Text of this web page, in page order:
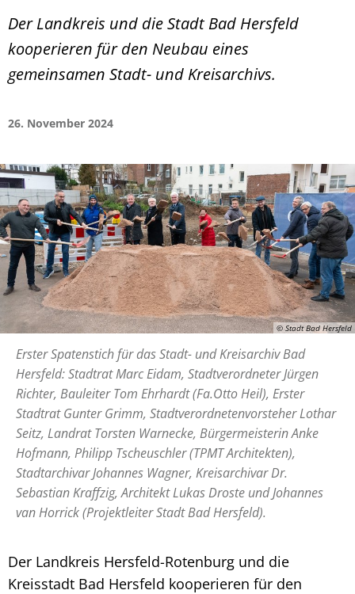
Der Landkreis und die Stadt Bad Hersfeld
kooperieren für den Neubau eines
gemeinsamen Stadt- und Kreisarchivs.
26. November 2024
© Stadt Bad Hersfeld
Erster Spatenstich für das Stadt- und Kreisarchiv Bad
Hersfeld: Stadtrat Marc Eidam, Stadtverordneter Jürgen
Richter, Bauleiter Tom Ehrhardt (Fa.Otto Heil), Erster
Stadtrat Gunter Grimm, Stadtverordnetenvorsteher Lothar
Seitz, Landrat Torsten Warnecke, Bürgermeisterin Anke
Hofmann, Philipp Tscheuschler (TPMT Architekten),
Stadtarchivar Johannes Wagner, Kreisarchivar Dr.
Sebastian Kraffzig, Architekt Lukas Droste und Johannes
van Horrick (Projektleiter Stadt Bad Hersfeld).
Der Landkreis Hersfeld-Rotenburg und die
Kreisstadt Bad Hersfeld kooperieren für den